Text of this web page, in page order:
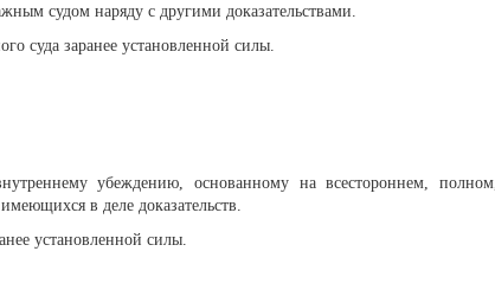
судом наряду с другими доказательствами.
суда заранее установленной силы.
убеждению, основанному на всестороннем, полном,
в деле доказательств.
установленной силы.